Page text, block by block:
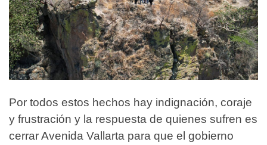
Por todos estos hechos hay indignación, coraje
y frustración y la respuesta de quienes sufren es
cerrar Avenida Vallarta para que el gobierno